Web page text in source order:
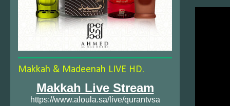
Makkah & Madeenah LIVE HD.
Makkah Live Stream
https://www.aloula.sa/live/qurantvsa